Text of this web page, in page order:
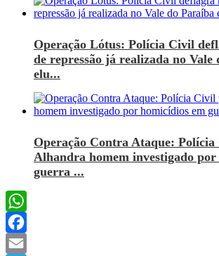
Operação Lótus: Polícia Civil
de repressão já realizada no Vale
elu...
Operação Contra Ataque:
Alhandra homem investigado
guerra ...
WhatsApp
Facebook